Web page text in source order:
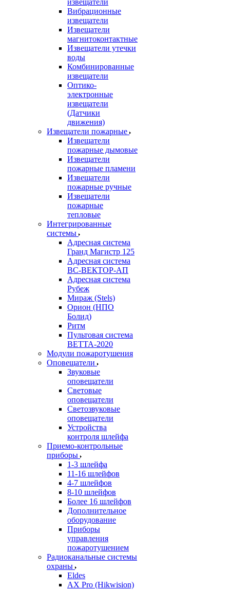
извещатели
Вибрационные
извещатели
Извещатели
магнитоконтактные
Извещатели утечки
воды
Комбинированные
извещатели
Оптико-
электронные
извещатели
(Датчики
движения)
Извещатели пожарные
Извещатели
пожарные дымовые
Извещатели
пожарные пламени
Извещатели
пожарные ручные
Извещатели
пожарные
тепловые
Интегрированные
системы
Адресная система
Гранд Магистр 125
Адресная система
ВС-ВЕКТОР-АП
Адресная система
Рубеж
Мираж (Stels)
Орион (НПО
Болид)
Ритм
Пультовая система
ВЕТТА-2020
Модули пожаротушения
Оповещатели
Звуковые
оповещатели
Световые
оповещатели
Светозвуковые
оповещатели
Устройства
контроля шлейфа
Приемо-контрольные
приборы
1-3 шлейфа
11-16 шлейфов
4-7 шлейфов
8-10 шлейфов
Более 16 шлейфов
Дополнительное
оборудование
Приборы
управления
пожаротушением
Радиоканальные системы
охраны
Eldes
AX Pro (Hikwision)